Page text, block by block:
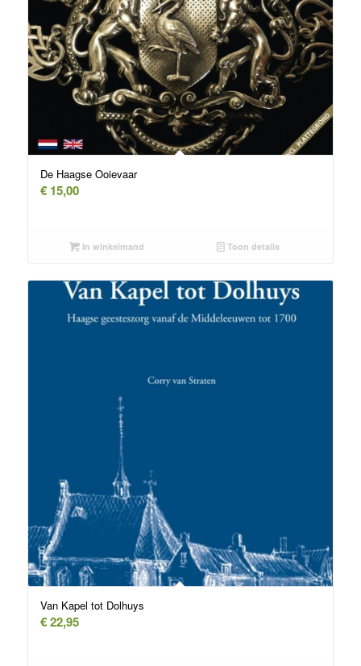
De Haagse Ooievaar
€15,00
In winkelmand Toon details
Van Kapel tot Dolhuys
€22,95